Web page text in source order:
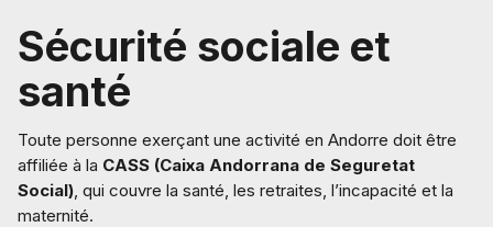
Sécurité sociale et
santé
Toute personne exerçant une activité en Andorre doit être
affiliée à la CASS (Caixa Andorrana de Seguretat
Social), qui couvre la santé, les retraites, l’incapacité et la
maternité.